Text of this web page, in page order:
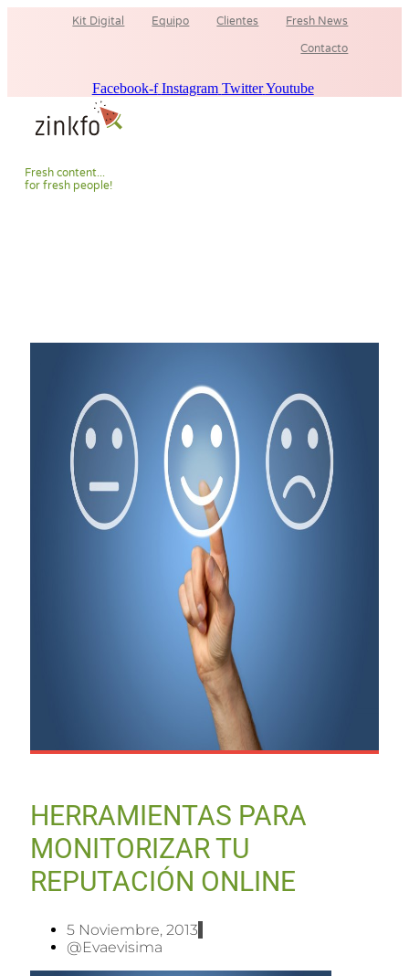
Kit Digital Equipo Clientes Fresh News
Contacto
Facebook-f Instagram TwitterYoutube
Fresh content...
for fresh people!
HERRAMIENTAS PARA
MONITORIZAR TU
REPUTACIÓN ONLINE
5 Noviembre, 2013
@evaevisima